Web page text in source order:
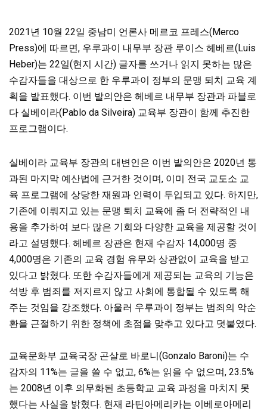
2021년 10월 22일 중남미 언론사 메르코 프레스(Merco
Press)에 따르면, 우루과이 내무부 장관 루이스 헤베르(Luis
Heber)는 22일(현지 시간) 글자를 쓰거나 읽지 못하는 많은
수감자들을 대상으로 한 우루과이 정부의 문맹 퇴치 교육 계
획을 발표했다. 이번 발의안은 헤베르 내무부 장관과 파블로
다 실베이라(Pablo da Silveira) 교육부 장관이 함께 추진한
프로그램이다.
실베이라 교육부 장관의 대변인은 이번 발의안은 2020년 통
과된 마지막 예산법에 근거한 것이며, 이미 전국 교도소 교
육 프로그램에 상당한 재원과 인력이 투입되고 있다. 하지만,
기존에 이뤄지고 있는 문맹 퇴치 교육에 좀 더 전략적인 내
용을 추가하여 보다 많은 기회와 다양한 교육을 제공할 것이
라고 설명했다. 헤베르 장관은 현재 수감자 14,000명 중
4,000명은 기존의 교육 경험 유무와 상관없이 교육을 받고
있다고 밝혔다. 또한 수감자들에게 제공되는 교육의 기능은
석방 후 범죄를 저지르지 않고 사회에 통합될 수 있도록 해
주는 것임을 강조했다. 아울러 우루과이 정부는 범죄의 악순
환을 근절하기 위한 정책에 초점을 맞추고 있다고 덧붙였다.
교육문화부 교육국장 곤살로 바로니(Gonzalo Baroni)는 수
감자의 11%는 글을 쓸 수 없고, 6%는 읽을 수 없으며, 23.5%
는 2008년 이후 의무화된 초등학교 교육 과정을 마치지 못
했다는 사실을 밝혔다. 현재 라틴아메리카는 이베로아메리